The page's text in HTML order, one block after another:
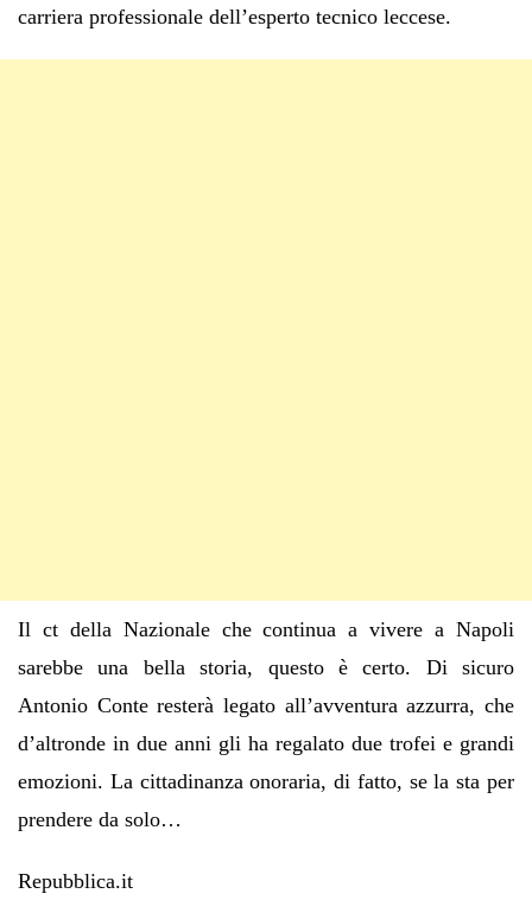
carriera professionale dell’esperto tecnico leccese.
Il ct della Nazionale che continua a vivere a Napoli
sarebbe una bella storia, questo è certo. Di sicuro
Antonio Conte resterà legato all’avventura azzurra, che
d’altronde in due anni gli ha regalato due trofei e grandi
emozioni. La cittadinanza onoraria, di fatto, se la sta per
prendere da solo…
Repubblica.it